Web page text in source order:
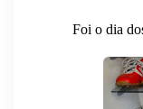
Foi o dia